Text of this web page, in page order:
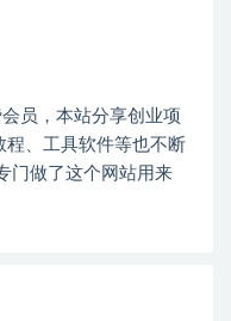
员，本站分享创业项
程、工具软件等也不断
门做了这个网站用来